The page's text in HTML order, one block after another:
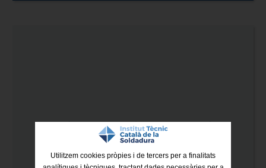
Utilitzem cookies pròpies i de tercers per a finalitats